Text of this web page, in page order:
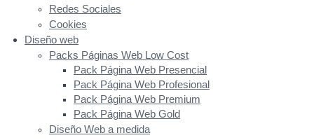
Redes Sociales
Cookies
Diseño web
Packs Páginas Web Low Cost
Pack Página Web Presencial
Pack Página Web Profesional
Pack Página Web Premium
Pack Página Web Gold
Diseño Web a medida